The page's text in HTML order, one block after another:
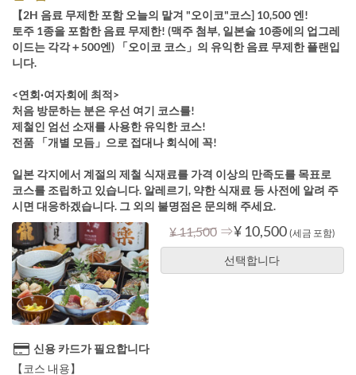
【2H 음료 무제한 포함 오늘의 맡겨 "오이코"코스] 10,500 엔!
토주 1종을 포함한 음료 무제한! (맥주 첨부, 일본술 10종에의 업그레
이드는 각각＋500엔) 「오이코 코스」의 유익한 음료 무제한 플랜입
니다.
<연회·여자회에 최적>
처음 방문하는 분은 우선 여기 코스를!
제철인 엄선 소재를 사용한 유익한 코스!
전품 「개별 모듬」으로 접대나 회식에 꼭!
일본 각지에서 계절의 제철 식재료를 가격 이상의 만족도를 목표로
코스를 조립하고 있습니다. 알레르기, 약한 식재료 등 사전에 알려 주
시면 대응하겠습니다. 그 외의 불명점은 문의해 주세요.
¥ 11,500 ⇒¥ 10,500 (세금 포함)
선택합니다
신용 카드가 필요합니다
【코스 내용】